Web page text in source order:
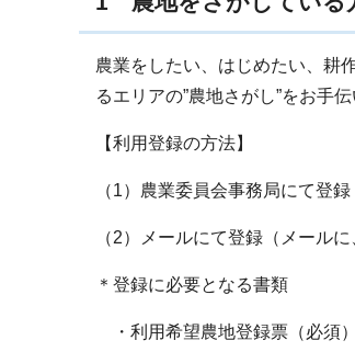
農業をしたい、はじめたい、耕
るエリアの”農地さがし”をお手伝
【利用登録の方法】
（1）農業委員会事務局にて登
（2）メールにて登録（メール
＊登録に必要となる書類
・利用希望農地登録票（必須）